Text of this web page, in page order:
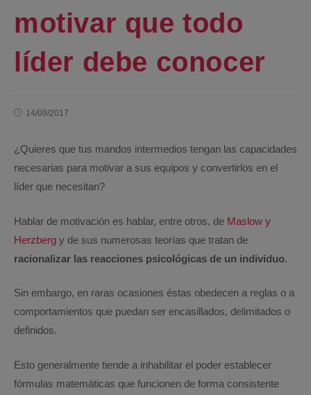
motivar que todo
líder debe conocer
14/09/2017
¿Quieres que tus mandos intermedios tengan las capacidades
necesarias para motivar a sus equipos y convertirlos en el
líder que necesitan?
Hablar de motivación es hablar, entre otros, de Maslow y
Herzberg y de sus numerosas teorías que tratan de
racionalizar las reacciones psicológicas de un individuo.
Sin embargo, en raras ocasiones éstas obedecen a reglas o a
comportamientos que puedan ser encasillados, delimitados o
definidos.
Esto generalmente tiende a inhabilitar el poder establecer
fórmulas matemáticas que funcionen de forma consistente